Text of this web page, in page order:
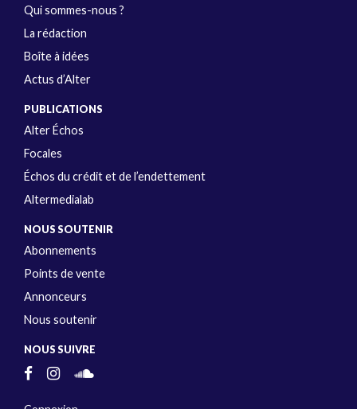
Qui sommes-nous ?
La rédaction
Boîte à idées
Actus d’Alter
PUBLICATIONS
Alter Échos
Focales
Échos du crédit et de l’endettement
Altermedialab
NOUS SOUTENIR
Abonnements
Points de vente
Annonceurs
Nous soutenir
NOUS SUIVRE